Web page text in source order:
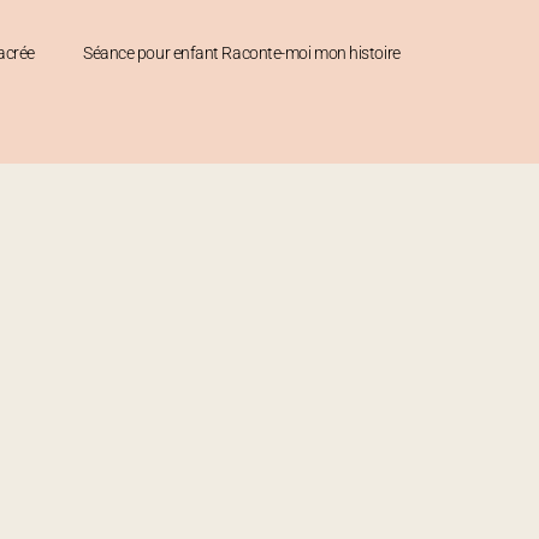
Séance pour enfant Raconte-moi mon histoire